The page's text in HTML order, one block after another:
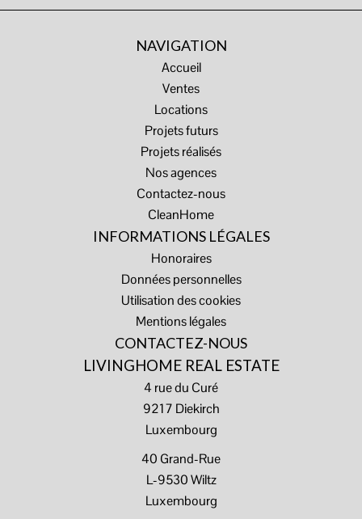
NAVIGATION
Accueil
Ventes
Locations
Projets futurs
Projets réalisés
Nos agences
Contactez-nous
CleanHome
INFORMATIONS LÉGALES
Honoraires
Données personnelles
Utilisation des cookies
Mentions légales
CONTACTEZ-NOUS
LIVINGHOME REAL ESTATE
4 rue du Curé
9217 Diekirch
Luxembourg
40 Grand-Rue
L-9530 Wiltz
Luxembourg